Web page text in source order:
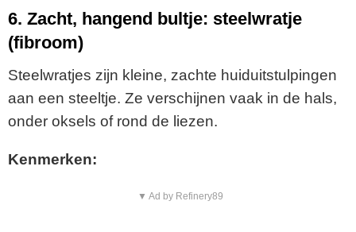
6. Zacht, hangend bultje: steelwratje
(fibroom)
Steelwratjes zijn kleine, zachte huiduitstulpingen
aan een steeltje. Ze verschijnen vaak in de hals,
onder oksels of rond de liezen.
Kenmerken:
▼ Ad by Refinery89